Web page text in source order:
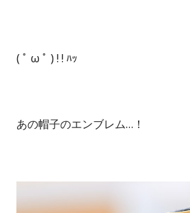
( ﾟ ω ﾟ ) ! ! ﾊｯ
あの帽子のエンブレム…！